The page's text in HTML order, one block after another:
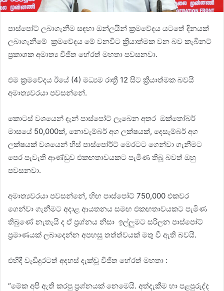
පාස්පෝට් ලබාගැනීම සඳහා ඔන්ලයින් ක්‍රමවේදය යටතේ දිනයක්
ලබාගැනීමේ ක්‍රමවේදය මේ වනවිට ක්‍රියාත්මක වන බව කැබිනට්
ප්‍රකාශක අමාත්‍ය විජිත හේරත් මහතා පවසනවා.
එම ක්‍රමවේදය ඊයේ (4) මධ්‍යම රාත්‍රී 12 සිට ක්‍රියාත්මක බවයි
අමාත්‍යවරයා පවසන්නේ.
කොටස් වශයෙන් දැන් පාස්පෝට් ලැබෙන අතර ඔක්තෝබර්
මාසයේ 50,000ක්, නොවැම්බර් අග ලක්ෂයක්, දෙසැම්බර් අග
ලක්ෂයක් වශයෙන් හිස් පාස්පෝර්ට් මෙරටට ගෙන්වා ගැනීමට
පෙර පැවැති ආණ්ඩුව එකඟතාවයකට පැමිණ තිබූ බවත් ඔහු
පවසනවා.
අමාත්‍යවරයා පවසන්නේ, හිඟ පාස්පෝට් 750,000 එකවර
ගෙන්වා ගැනීමට අදාළ ආයතනය සමඟ එකඟතාවයකට පැමිණ
තිබුණේ නැතැයි ද ඒ ප්‍රශ්නය නිසා ඉල්ලුමට සරිලන පාස්පෝට්
ප්‍රමාණයක් ලබාදෙන්න අපහසු තත්ත්වයක් මතු වී ඇති බවයි.
එහිදී වැඩිදුරටත් අදහස් දැක්වූ විජිත හේරත් මහතා :
“මේක අපි ඇති කරපු ප්‍රශ්නයක් නෙමෙයි. අත්දැකීම හා පළපුරුද්ද